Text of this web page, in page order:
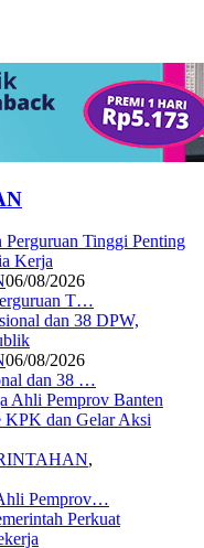
06/08/2026
T…
06/08/2026
dan 38 …
,
Pemprov…